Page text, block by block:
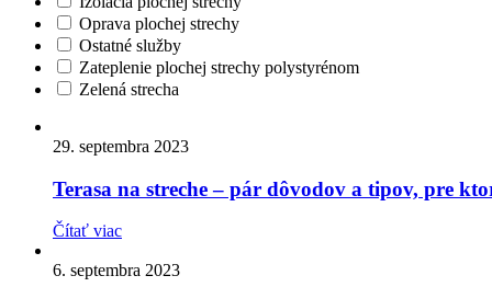
Oprava plochej strechy
Ostatné služby
Zateplenie plochej strechy polystyrénom
Zelená strecha
29. septembra 2023
Terasa na streche – pár dôvodov a tipov, pre
Čítať viac
6. septembra 2023